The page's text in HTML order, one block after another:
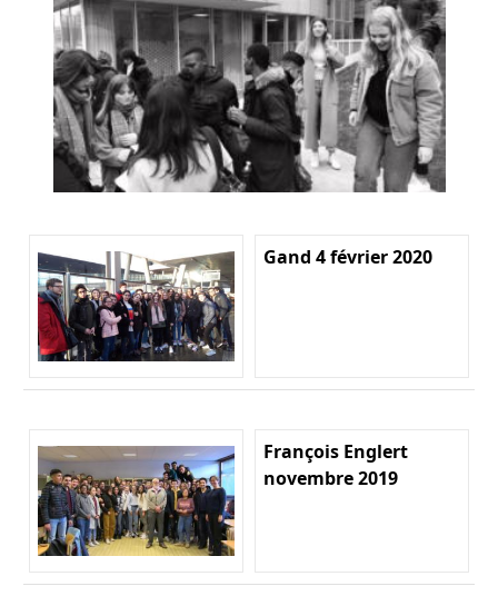
Gand 4 février 2020
François Englert
novembre 2019